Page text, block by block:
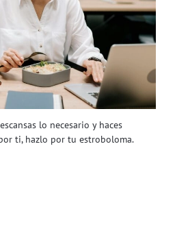
lo necesario y haces
ti, hazlo por tu estroboloma.